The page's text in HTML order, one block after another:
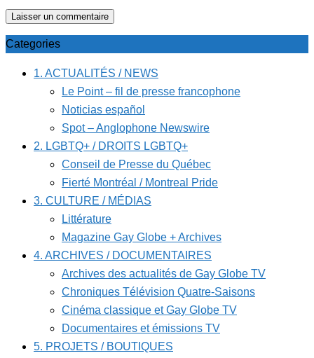
Categories
1. ACTUALITÉS / NEWS
Le Point – fil de presse francophone
Noticias español
Spot – Anglophone Newswire
2. LGBTQ+ / DROITS LGBTQ+
Conseil de Presse du Québec
Fierté Montréal / Montreal Pride
3. CULTURE / MÉDIAS
Littérature
Magazine Gay Globe + Archives
4. ARCHIVES / DOCUMENTAIRES
Archives des actualités de Gay Globe TV
Chroniques Télévision Quatre-Saisons
Cinéma classique et Gay Globe TV
Documentaires et émissions TV
5. PROJETS / BOUTIQUES